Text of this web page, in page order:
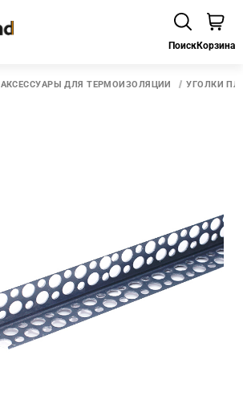
ПоискКорзина
АКСЕССУАРЫ ДЛЯ ТЕРМОИЗОЛЯЦИИ УГОЛКИ